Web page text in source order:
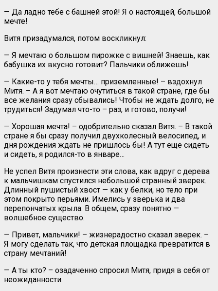
— Да ладно тебе с башней этой! Я о настоящей, большой
мечте!
Витя призадумался, потом воскликнул:
— Я мечтаю о большом пирожке с вишней! Знаешь, как
бабушка их вкусно готовит? Пальчики оближешь!
— Какие-то у тебя мечты… приземленные! – вздохнул
Митя. – А я вот мечтаю очутиться в такой стране, где бы
все желания сразу сбывались! Чтобы не ждать долго, не
трудиться! Задумал что-то – раз, и готово, получи!
— Хорошая мечта! – одобрительно сказал Витя. – В такой
стране я бы сразу получил двухколесный велосипед, и
дня рождения ждать не пришлось бы! А тут еще сидеть
и сидеть, я родился-то в январе…
Не успел Витя произнести эти слова, как вдруг с дерева
к мальчишкам спустился небольшой странный зверек.
Длинный пушистый хвост — как у белки, но тело при
этом покрыто перьями. Имелись у зверька и два
перепончатых крыла. В общем, сразу понятно —
волшебное существо.
— Привет, мальчики! – жизнерадостно сказал зверек. –
Я могу сделать так, что детская площадка превратится в
страну мечтаний!
— А ты кто? – озадаченно спросил Митя, придя в себя от
неожиданности.